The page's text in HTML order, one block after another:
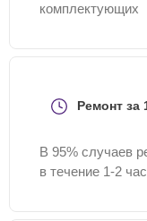
комплектующих
Ремонт за
В 95% случаев
в течение 1-2